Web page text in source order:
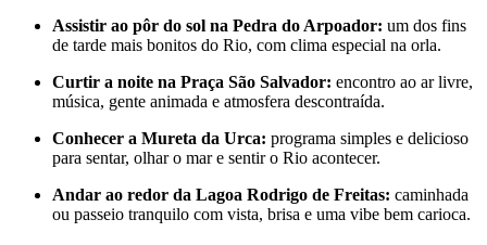
Assistir ao pôr do sol na Pedra do Arpoador: um dos fins
de tarde mais bonitos do Rio, com clima especial na orla.
Curtir a noite na Praça São Salvador: encontro ao ar livre,
música, gente animada e atmosfera descontraída.
Conhecer a Mureta da Urca: programa simples e delicioso
para sentar, olhar o mar e sentir o Rio acontecer.
Andar ao redor da Lagoa Rodrigo de Freitas: caminhada
ou passeio tranquilo com vista, brisa e uma vibe bem carioca.